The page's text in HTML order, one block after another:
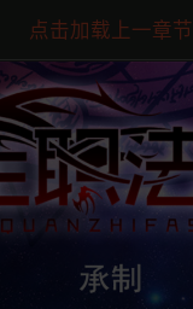
点击加载上一章节